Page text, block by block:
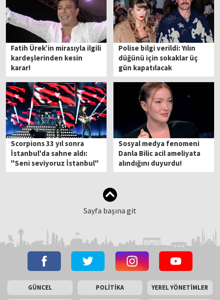
Fatih Ürek’in mirasıyla ilgili
kardeşlerinden kesin
karar!
Polise bilgi verildi: Yılın
düğünü için sokaklar üç
gün kapatılacak
Scorpions 33 yıl sonra
İstanbul'da sahne aldı:
"Seni seviyoruz İstanbul"
Sosyal medya fenomeni
Danla Bilic acil ameliyata
alındığını duyurdu!
Sayfa başına git
GÜNCEL POLİTİKA YEREL YÖNETİMLER